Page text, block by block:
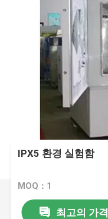
IPX5 환경 실험함
MOQ：1
최고의 가격